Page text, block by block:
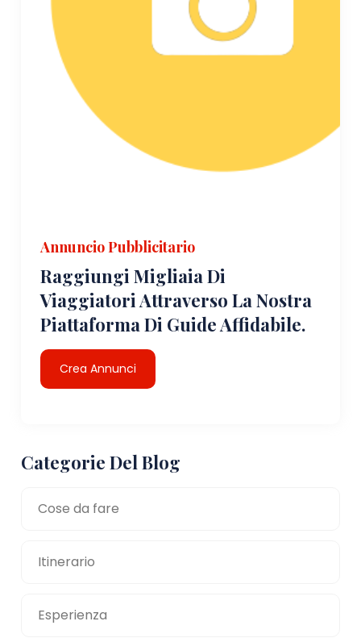
Annuncio Pubblicitario
Raggiungi Migliaia Di
Viaggiatori Attraverso La Nostra
Piattaforma Di Guide Affidabile.
Crea Annunci
Categorie Del Blog
Cose da fare
Itinerario
Esperienza